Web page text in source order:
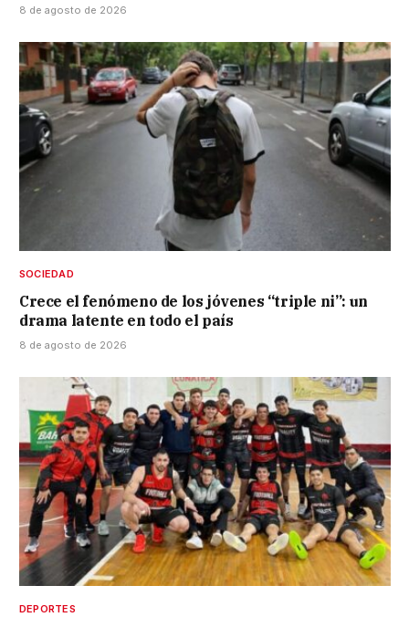
8 de agosto de 2026
SOCIEDAD
Crece el fenómeno de los jóvenes “triple ni”: un
drama latente en todo el país
8 de agosto de 2026
DEPORTES